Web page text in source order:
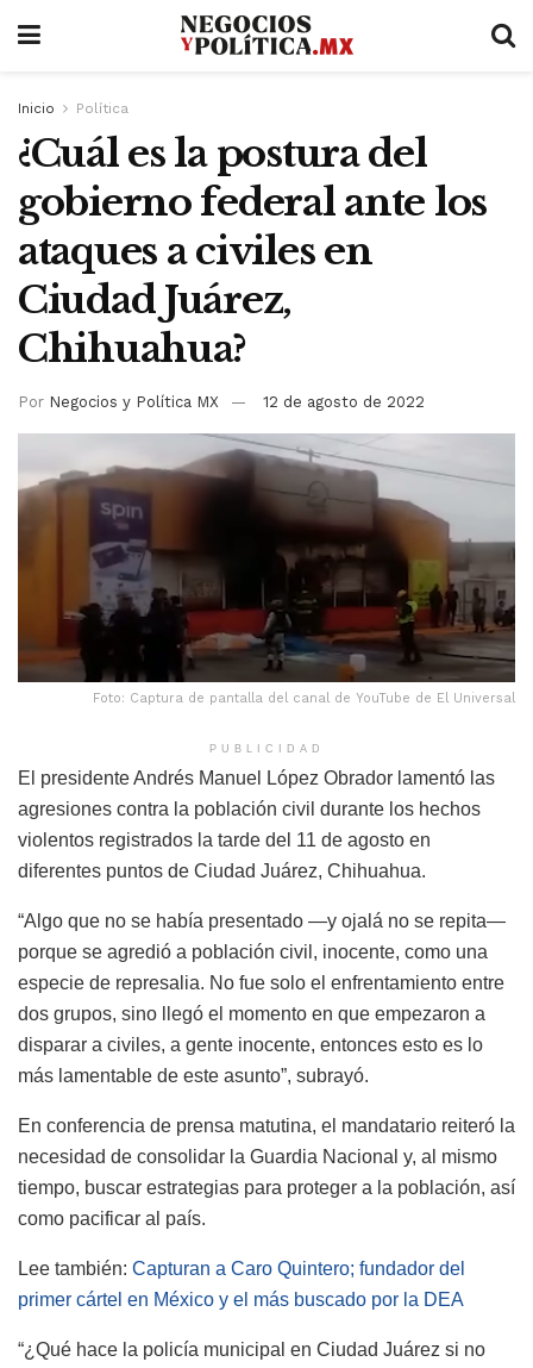
Inicio Política
¿Cuál es la postura del
gobierno federal ante los
ataques a civiles en
Ciudad Juárez,
Chihuahua?
Por Negocios y Política MX 12 de agosto de 2022
Foto: Captura de pantalla del canal de YouTube de El Universal
PUBLICIDAD
El presidente Andrés Manuel López Obrador lamentó las
agresiones contra la población civil durante los hechos
violentos registrados la tarde del 11 de agosto en
diferentes puntos de Ciudad Juárez, Chihuahua.
“Algo que no se había presentado —y ojalá no se repita—
porque se agredió a población civil, inocente, como una
especie de represalia. No fue solo el enfrentamiento entre
dos grupos, sino llegó el momento en que empezaron a
disparar a civiles, a gente inocente, entonces esto es lo
más lamentable de este asunto”, subrayó.
En conferencia de prensa matutina, el mandatario reiteró la
necesidad de consolidar la Guardia Nacional y, al mismo
tiempo, buscar estrategias para proteger a la población, así
como pacificar al país.
Lee también: Capturan a Caro Quintero; fundador del
primer cártel en México y el más buscado por la DEA
“¿Qué hace la policía municipal en Ciudad Juárez si no